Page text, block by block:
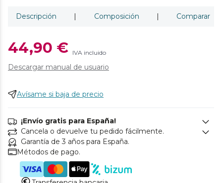
Descripción | Composición | Comparar
44,90 € IVA incluido
Descargar manual de usuario
Avísame si baja de precio
¡Envío gratis para España!
Cancela o devuelve tu pedido fácilmente.
Garantía de 3 años para España.
Métodos de pago.